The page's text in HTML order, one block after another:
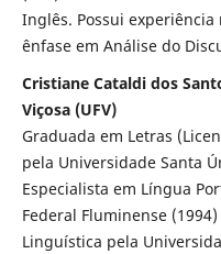
Inglês. Possui
ênfase em Análise do
Cristiane Cataldi dos
Viçosa (UFV)
Graduada em Letras
pela Universidade Santa
Especialista em Língua
Federal Fluminense
Linguística pela